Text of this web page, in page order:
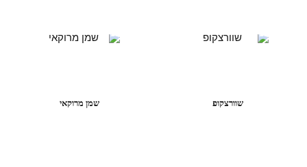
שוורצקופ שמן מרוקאי